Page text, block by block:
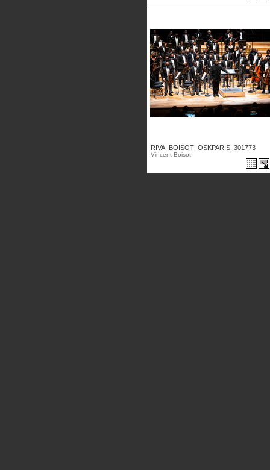
RIVA_BOISOT_OSKPARIS_301773
Vincent Boisot